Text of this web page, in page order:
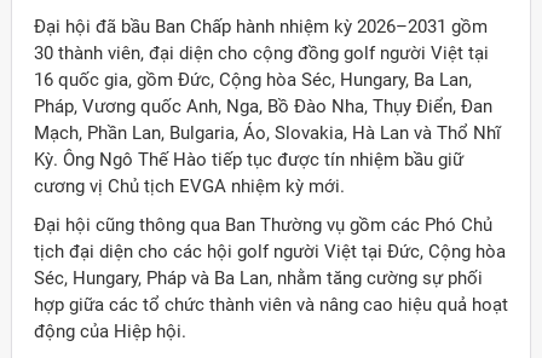
Đại hội đã bầu Ban Chấp hành nhiệm kỳ 2026–2031 gồm
30 thành viên, đại diện cho cộng đồng golf người Việt tại
16 quốc gia, gồm Đức, Cộng hòa Séc, Hungary, Ba Lan,
Pháp, Vương quốc Anh, Nga, Bồ Đào Nha, Thụy Điển, Đan
Mạch, Phần Lan, Bulgaria, Áo, Slovakia, Hà Lan và Thổ Nhĩ
Kỳ. Ông Ngô Thế Hào tiếp tục được tín nhiệm bầu giữ
cương vị Chủ tịch EVGA nhiệm kỳ mới.
Đại hội cũng thông qua Ban Thường vụ gồm các Phó Chủ
tịch đại diện cho các hội golf người Việt tại Đức, Cộng hòa
Séc, Hungary, Pháp và Ba Lan, nhằm tăng cường sự phối
hợp giữa các tổ chức thành viên và nâng cao hiệu quả hoạt
động của Hiệp hội.